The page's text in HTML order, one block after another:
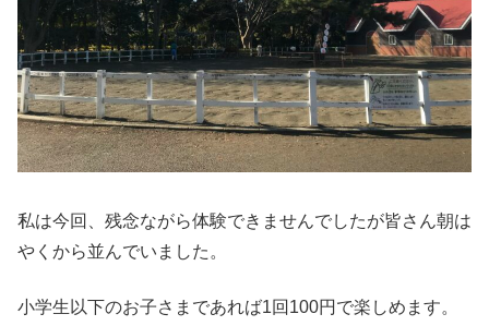
私は今回、残念ながら体験できませんでしたが皆さん朝は
やくから並んでいました。
小学生以下のお子さまであれば1回100円で楽しめます。